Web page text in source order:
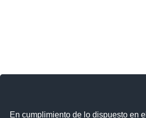
En cumplimiento de lo dispuesto en el